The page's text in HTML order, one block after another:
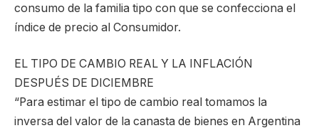
consumo de la familia tipo con que se confecciona el
índice de precio al Consumidor.
EL TIPO DE CAMBIO REAL Y LA INFLACIÓN
DESPUÉS DE DICIEMBRE
“Para estimar el tipo de cambio real tomamos la
inversa del valor de la canasta de bienes en Argentina